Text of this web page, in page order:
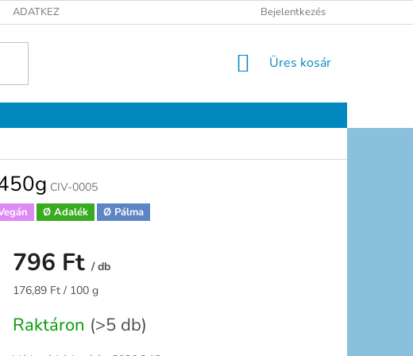
ADATKEZELÉSI TÁJÉKOZTATÓ JOGI NYILATKOZAT ELÉRHETŐSÉGEK
Bejelentkezés
KOSÁR
Üres kosár
CIV-0005
Ø Adalék Ø Pálma
796 Ft / db
Egységár:
176,89 Ft / 100 g
Raktáron (>5 db)